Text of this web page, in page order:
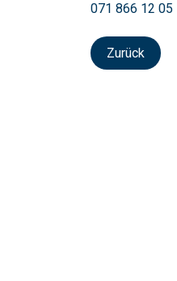
071 866 12 05
Zurück